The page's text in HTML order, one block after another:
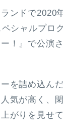
ンドで2020
シャルプロ
！』で公演
を詰め込ん
気が高く、
がりを見せ